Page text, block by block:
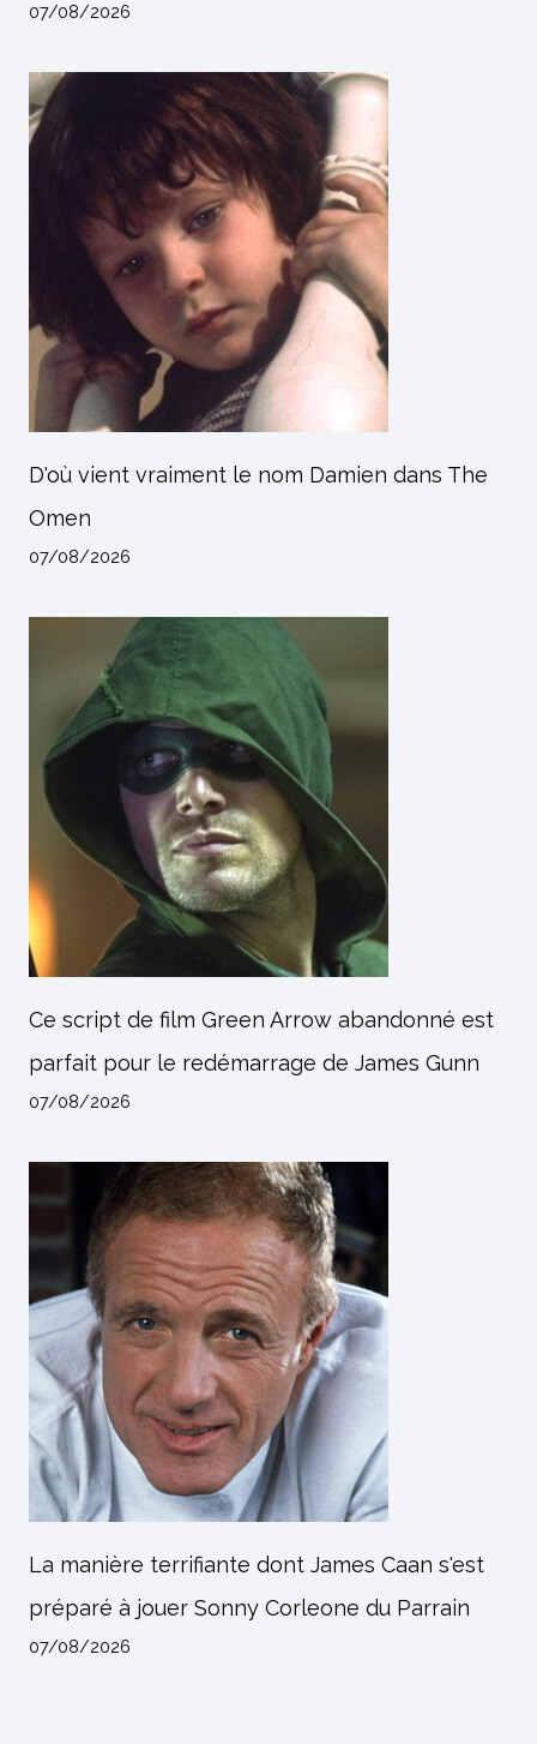
07/08/2026
D'où vient vraiment le nom Damien dans The
Omen
07/08/2026
Ce script de film Green Arrow abandonné est
parfait pour le redémarrage de James Gunn
07/08/2026
La manière terrifiante dont James Caan s'est
préparé à jouer Sonny Corleone du Parrain
07/08/2026